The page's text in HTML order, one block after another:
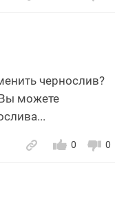
чернослив?
можете
0
0